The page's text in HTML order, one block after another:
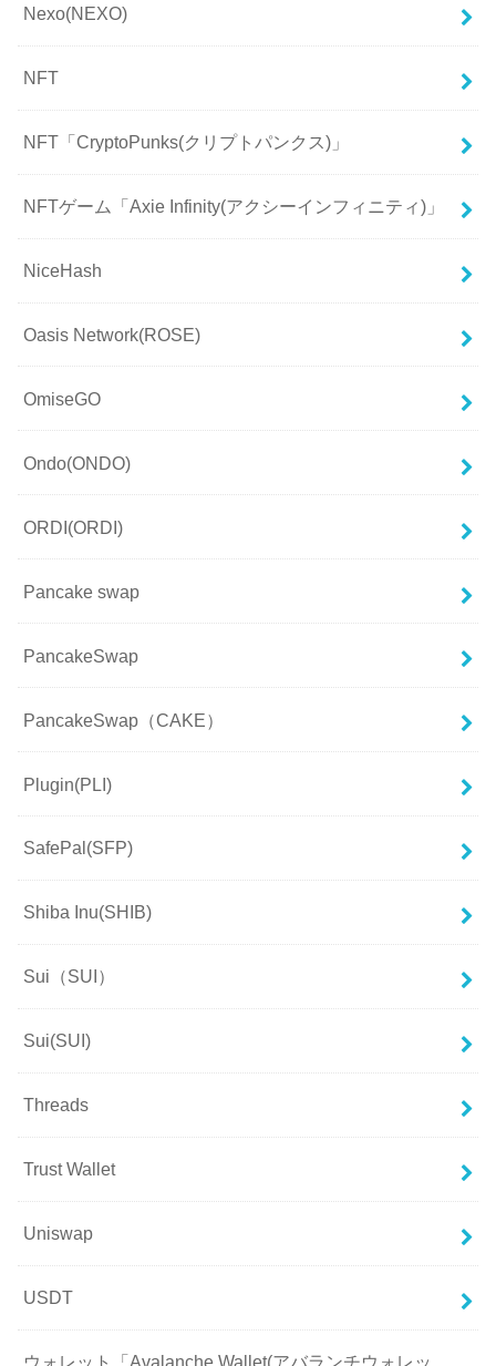
Nexo(NEXO)
NFT
NFT「CryptoPunks(クリプトパンクス)」
NFTゲーム「Axie Infinity(アクシーインフィニティ)」
NiceHash
Oasis Network(ROSE)
OmiseGO
Ondo(ONDO)
ORDI(ORDI)
Pancake swap
PancakeSwap
PancakeSwap（CAKE）
Plugin(PLI)
SafePal(SFP)
Shiba Inu(SHIB)
Sui（SUI）
Sui(SUI)
Threads
Trust Wallet
Uniswap
USDT
ウォレット「Avalanche Wallet(アバランチウォレッ